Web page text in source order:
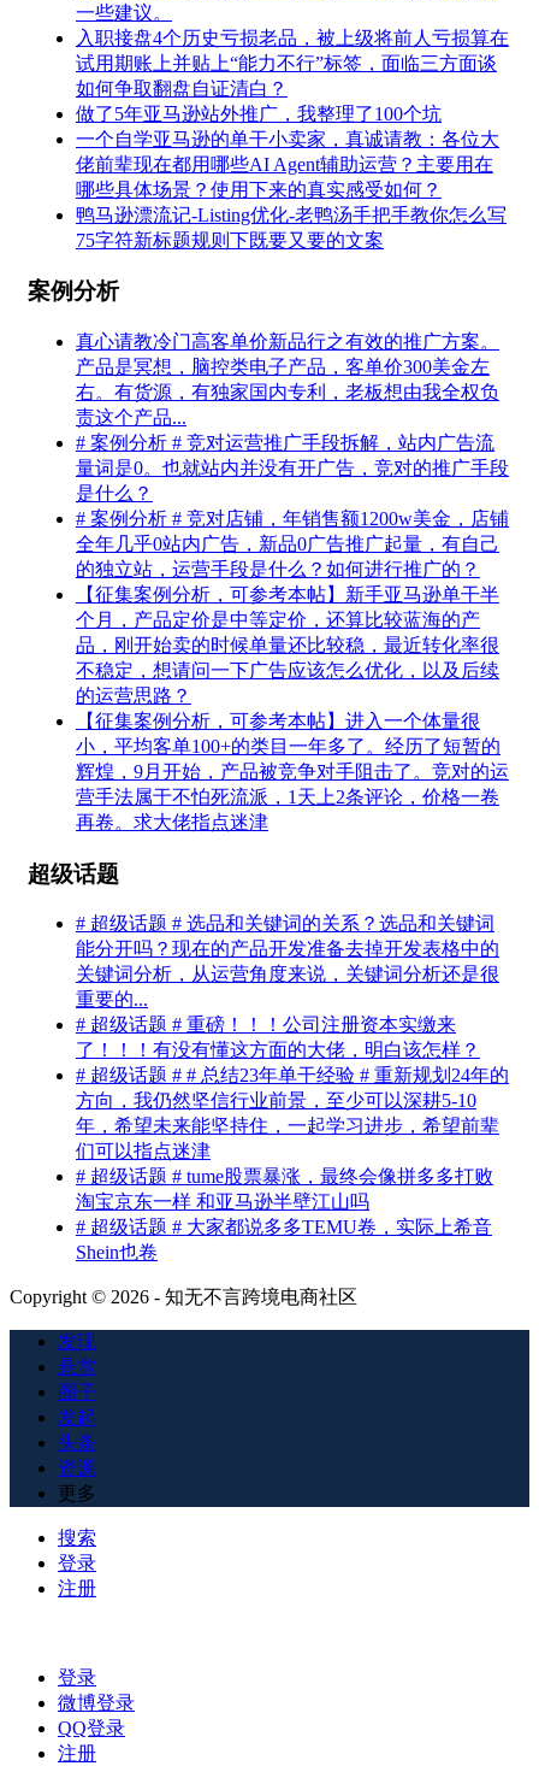
一些建议。
入职接盘4个历史亏损老品，被上级将前人亏损算在
试用期账上并贴上“能力不行”标签，面临三方面谈
如何争取翻盘自证清白？
做了5年亚马逊站外推广，我整理了100个坑
一个自学亚马逊的单干小卖家，真诚请教：各位大
佬前辈现在都用哪些AI Agent辅助运营？主要用在
哪些具体场景？使用下来的真实感受如何？
鸭马逊漂流记-Listing优化-老鸭汤手把手教你怎么写
75字符新标题规则下既要又要的文案
案例分析
真心请教冷门高客单价新品行之有效的推广方案。
产品是冥想，脑控类电子产品，客单价300美金左
右。有货源，有独家国内专利，老板想由我全权负
责这个产品...
# 案例分析 # 竞对运营推广手段拆解，站内广告流
量词是0。也就站内并没有开广告，竞对的推广手段
是什么？
# 案例分析 # 竞对店铺，年销售额1200w美金，店铺
全年几乎0站内广告，新品0广告推广起量，有自己
的独立站，运营手段是什么？如何进行推广的？
【征集案例分析，可参考本帖】新手亚马逊单干半
个月，产品定价是中等定价，还算比较蓝海的产
品，刚开始卖的时候单量还比较稳，最近转化率很
不稳定，想请问一下广告应该怎么优化，以及后续
的运营思路？
【征集案例分析，可参考本帖】进入一个体量很
小，平均客单100+的类目一年多了。经历了短暂的
辉煌，9月开始，产品被竞争对手阻击了。竞对的运
营手法属于不怕死流派，1天上2条评论，价格一卷
再卷。求大佬指点迷津
超级话题
# 超级话题 # 选品和关键词的关系？选品和关键词
能分开吗？现在的产品开发准备去掉开发表格中的
关键词分析，从运营角度来说，关键词分析还是很
重要的...
# 超级话题 # 重磅！！！公司注册资本实缴来
了！！！有没有懂这方面的大佬，明白该怎样？
# 超级话题 # # 总结23年单干经验 # 重新规划24年的
方向，我仍然坚信行业前景，至少可以深耕5-10
年，希望未来能坚持住，一起学习进步，希望前辈
们可以指点迷津
# 超级话题 # tume股票暴涨，最终会像拼多多打败
淘宝京东一样 和亚马逊半壁江山吗
# 超级话题 # 大家都说多多TEMU卷，实际上希音
Shein也卷
Copyright © 2026 - 知无不言跨境电商社区
发现
悬赏
圈子
发起
头条
资源
更多
搜索
登录
注册
登录
微博登录
QQ登录
注册